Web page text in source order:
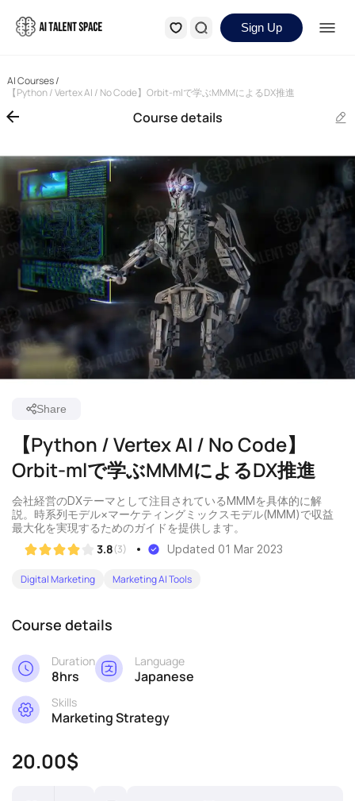
Sign Up
AI Courses/
【Python / Vertex AI / No Code】Orbit-mlで学ぶMMMによるDX推進
Course details
【Python / Vertex AI / No Code】
Orbit-mlで学ぶMMMによるDX推進
会社経営のDXテーマとして注目されているMMMを具体的に解
説。時系列モデル×マーケティングミックスモデル(MMM)で収益
最大化を実現するためのガイドを提供します。
3.8(3) Updated 01 Mar 2023
Digital Marketing Marketing AI Tools
Course details
Duration
8hrs
Language
Japanese
Skills
Marketing Strategy
20.00$
Share